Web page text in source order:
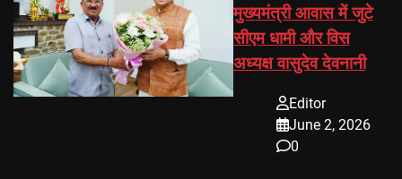
मुख्यमंत्री आवास में जुटे
सीएम धामी और विस
अध्यक्ष वासुदेव देवनानी
Editor
June 2, 2026
0